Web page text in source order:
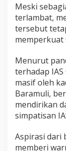
Meski
terlambat,
tersebut
memperkuat
Menurut
terhadap
masif oleh
Baramuli,
mendirikan
simpatisan
Aspirasi dari
memberi